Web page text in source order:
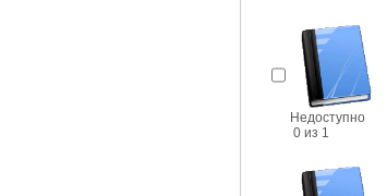
Недоступно
0 из 1